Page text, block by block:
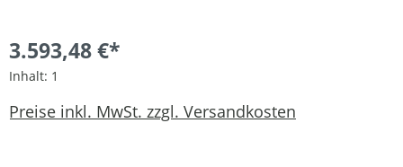
3.593,48 €*
Inhalt: 1
Preise inkl. MwSt. zzgl. Versandkosten